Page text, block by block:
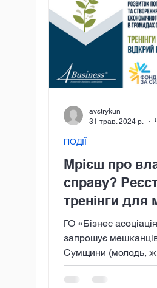
Мрієш про
справу?
тренінги для
5 громад
ГО «Бізнес
запрошує
Сумщини (молодь,
та членів їх сімей)
х...
ПОДІЇ
avstrykun
31 трав. 2024 р.